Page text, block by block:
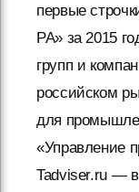
первые
РА» за 2015
групп и
российском
для
«Управление
Tadviser.ru —